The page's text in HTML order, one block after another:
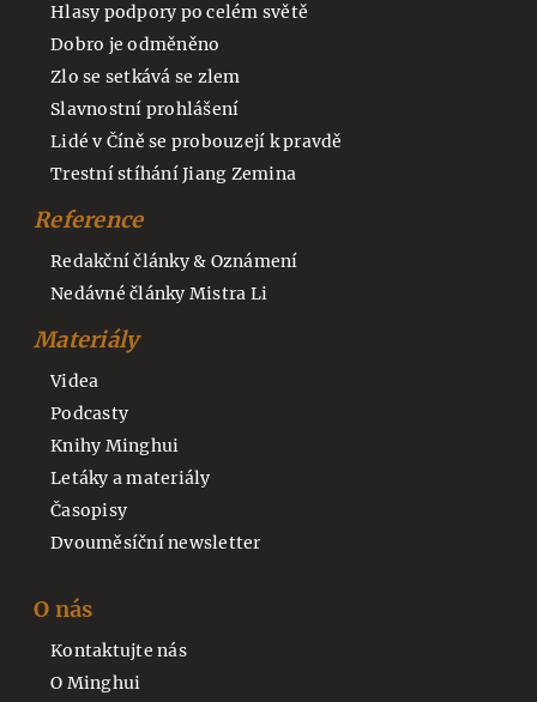
Hlasy podpory po celém světě
Dobro je odměněno
Zlo se setkává se zlem
Slavnostní prohlášení
Lidé v Číně se probouzejí k pravdě
Trestní stíhání Jiang Zemina
Reference
Redakční články & Oznámení
Nedávné články Mistra Li
Materiály
Videa
Podcasty
Knihy Minghui
Letáky a materiály
Časopisy
Dvouměsíční newsletter
O nás
Kontaktujte nás
O Minghui